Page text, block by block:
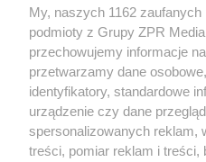
My, naszych 1162 zaufanych
podmioty z Grupy ZPR
przechowujemy informacje
przetwarzamy dane
identyfikatory, standardowe
urządzenie czy dane
spersonalizowanych reklam,
treści, pomiar reklam i treści,